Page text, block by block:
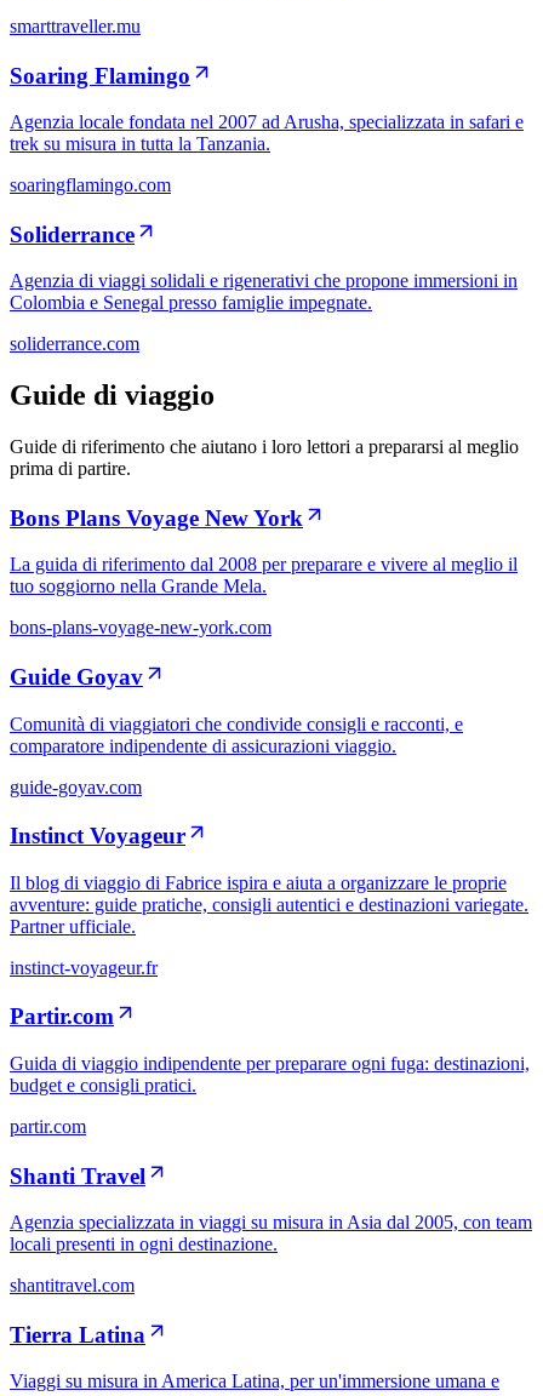
smarttraveller.mu
Soaring Flamingo
Agenzia locale fondata nel 2007 ad Arusha, specializzata in safari e
trek su misura in tutta la Tanzania.
soaringflamingo.com
Soliderrance
Agenzia di viaggi solidali e rigenerativi che propone immersioni in
Colombia e Senegal presso famiglie impegnate.
soliderrance.com
Guide di viaggio
Guide di riferimento che aiutano i loro lettori a prepararsi al meglio
prima di partire.
Bons Plans Voyage New York
La guida di riferimento dal 2008 per preparare e vivere al meglio il
tuo soggiorno nella Grande Mela.
bons-plans-voyage-new-york.com
Guide Goyav
Comunità di viaggiatori che condivide consigli e racconti, e
comparatore indipendente di assicurazioni viaggio.
guide-goyav.com
Instinct Voyageur
Il blog di viaggio di Fabrice ispira e aiuta a organizzare le proprie
avventure: guide pratiche, consigli autentici e destinazioni variegate.
Partner ufficiale.
instinct-voyageur.fr
Partir.com
Guida di viaggio indipendente per preparare ogni fuga: destinazioni,
budget e consigli pratici.
partir.com
Shanti Travel
Agenzia specializzata in viaggi su misura in Asia dal 2005, con team
locali presenti in ogni destinazione.
shantitravel.com
Tierra Latina
Viaggi su misura in America Latina, per un'immersione umana e